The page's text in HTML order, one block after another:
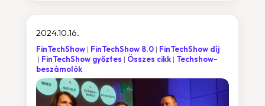
2024.10.16.
FinTechShow FinTechShow 8.0
FinTechShow díj
FinTechShow győztes
Összes cikk
Techshow-
beszámolók